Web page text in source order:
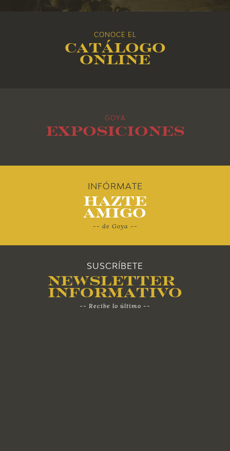
2012
CONOCE EL
Catálogo
online
GOYA
Exposiciones
INFÓRMATE
Hazte
Amigo
-- de Goya --
SUSCRÍBETE
Newsletter
Informativo
-- Recibe lo último --